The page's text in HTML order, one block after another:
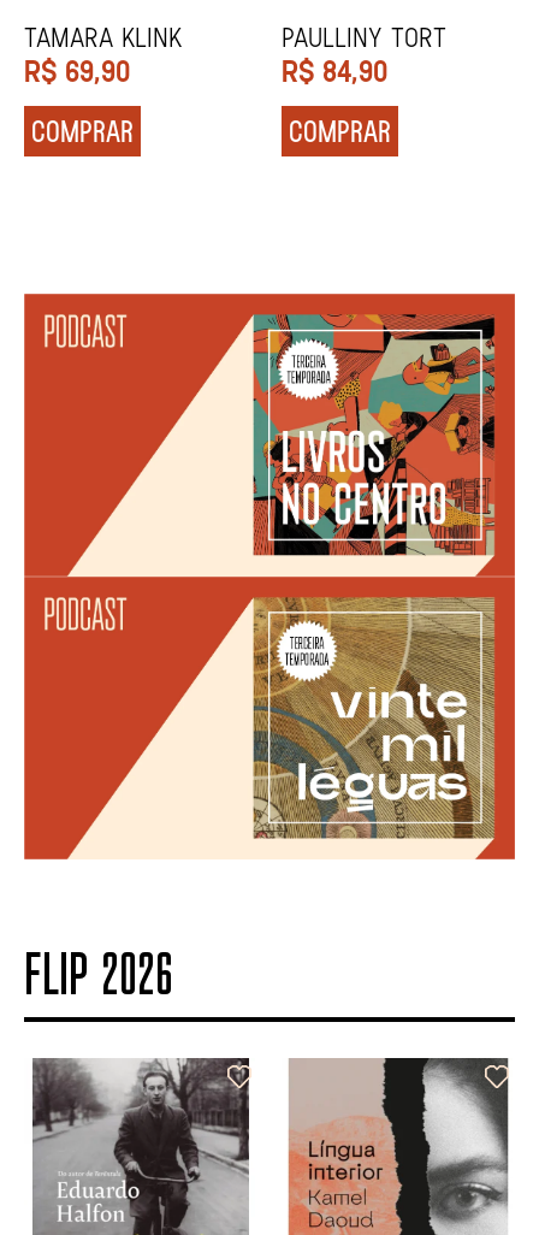
REGINALDO PRANDI
R$ 79,90
COMPRAR
Socorro Acioli
R$ 74,90
COMPRAR
FLIP 2026